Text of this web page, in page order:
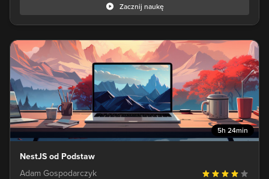
Zacznij naukę
5h 24min
NestJS od Podstaw
Adam Gospodarczyk